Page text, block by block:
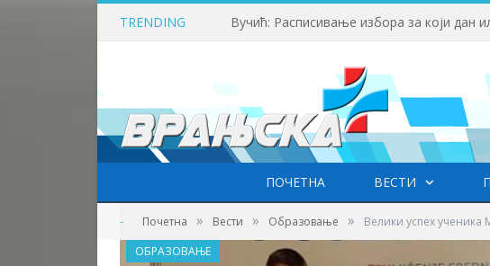
TRENDING Вучић: Расписивање избора за који дан
ПОЧЕТНА ВЕСТИ
- Почетна » Вести » Образовање » Велики успех
ОБРАЗОВАЊЕ